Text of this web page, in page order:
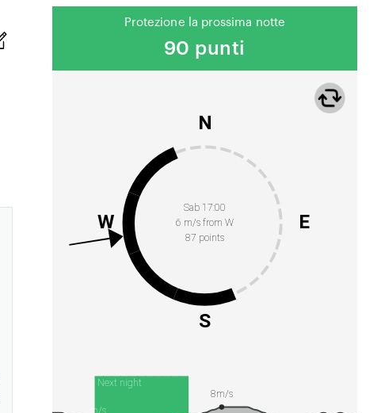
Protezione la prossima notte
90 punti
Sab 17:00
6 m/s from W
87 points
N
E
S
W
Next night
8m/s